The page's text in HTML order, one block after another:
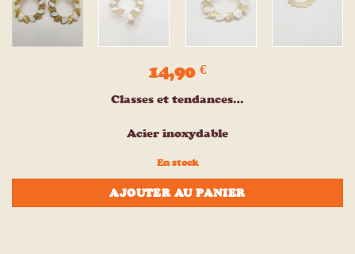
14,90 €
Classes et tendances…
Acier inoxydable
En stock
AJOUTER AU PANIER